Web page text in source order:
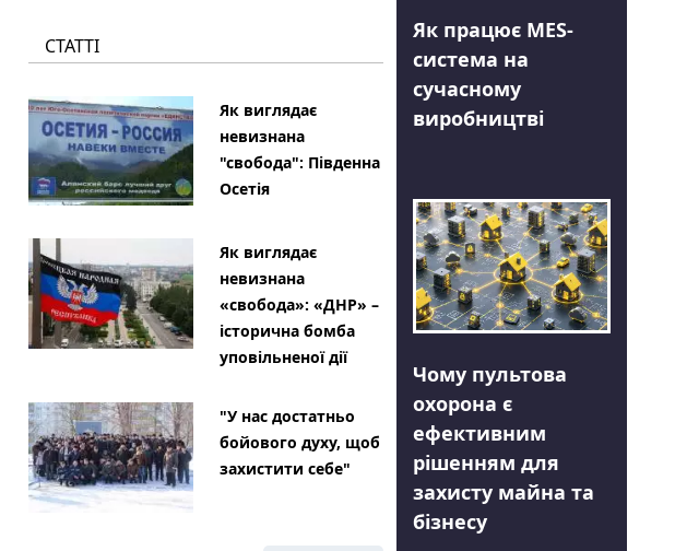
СТАТТІ
Як виглядає
невизнана
"свобода": Південна
Осетія
Як виглядає
невизнана
«свобода»: «ДНР» –
історична бомба
уповільненої дії
"У нас достатньо
бойового духу, щоб
захистити себе"
Як працює MES-
система на
сучасному
виробництві
Чому пультова
охорона є
ефективним
рішенням для
захисту майна та
бізнесу